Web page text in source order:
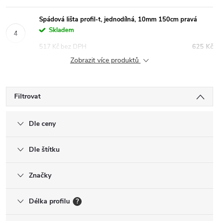
Spádová lišta profil-t, jednodílná, 10mm 150cm pravá
Skladem
625 Kč
517 Kč bez DPH
Zobrazit více produktů
Filtrovat
Dle ceny
Dle štítku
Značky
Délka profilu ?